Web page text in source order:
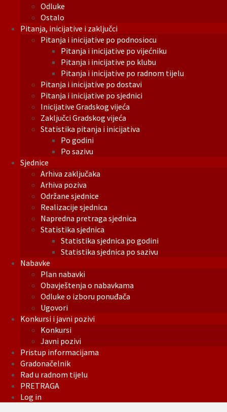
Odluke
Ostalo
Pitanja, inicijative i zaključci
Pitanja i inicijative po podnosiocu
Pitanja i inicijative po vijećniku
Pitanja i inicijative po klubu
Pitanja i inicijative po radnom tijelu
Pitanja i inicijative po dostavi
Pitanja i inicijative po sjednici
Inicijative Gradskog vijeća
Zaključci Gradskog vijeća
Statistika pitanja i inicijativa
Po godini
Po sazivu
Sjednice
Arhiva zaključaka
Arhiva poziva
Održane sjednice
Realizacije sjednica
Napredna pretraga sjednica
Statistika sjednica
Statistika sjednica po godini
Statistika sjednica po sazivu
Nabavke
Plan nabavki
Obavještenja o nabavkama
Odluke o izboru ponuđača
Ugovori
Konkursi i javni pozivi
Konkursi
Javni pozivi
Pristup informacijama
Gradonačelnik
Rad u radnom tijelu
PRETRAGA
Log in